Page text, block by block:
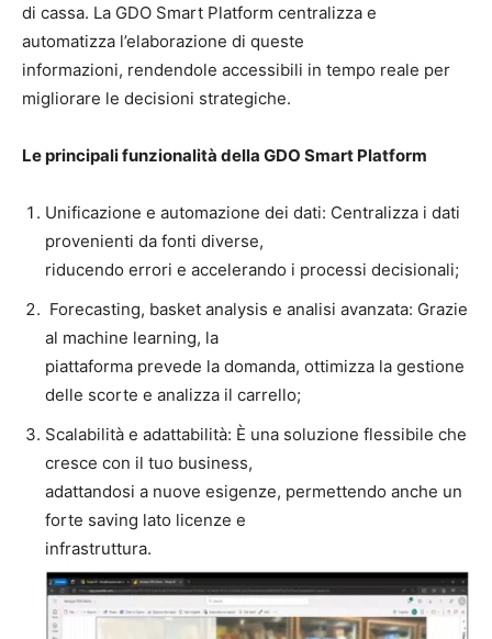
di cassa. La GDO Smart Platform centralizza e
automatizza l’elaborazione di queste
informazioni, rendendole accessibili in tempo reale per
migliorare le decisioni strategiche.
Le principali funzionalità della GDO Smart Platform
Unificazione e automazione dei dati: Centralizza i dati
provenienti da fonti diverse,
riducendo errori e accelerando i processi decisionali;
Forecasting, basket analysis e analisi avanzata: Grazie
al machine learning, la
piattaforma prevede la domanda, ottimizza la gestione
delle scorte e analizza il carrello;
Scalabilità e adattabilità: È una soluzione flessibile che
cresce con il tuo business,
adattandosi a nuove esigenze, permettendo anche un
forte saving lato licenze e
infrastruttura.